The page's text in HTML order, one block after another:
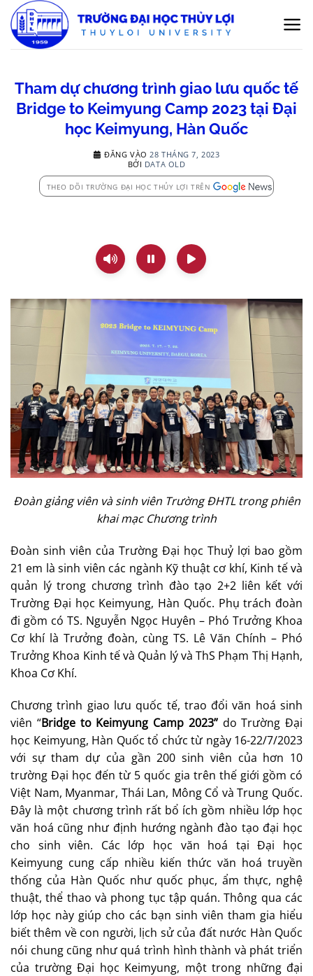
qua
nội
Tham dự chương trình giao lưu quốc tế
Bridge to Keimyung Camp 2023 tại Đại
học Keimyung, Hàn Quốc
ĐĂNG VÀO 28 THÁNG 7, 2023
BỞI DATA OLD
THEO DÕI TRƯỜNG ĐẠI HỌC THỦY LỢI TRÊN
Đoàn giảng viên và sinh viên Trường ĐHTL trong phiên
khai mạc Chương trình
Đoàn sinh viên của Trường Đại học Thuỷ lợi bao gồm
21 em là sinh viên các ngành Kỹ thuật cơ khí, Kinh tế và
quản lý trong chương trình đào tạo 2+2 liên kết với
Trường Đại học Keimyung, Hàn Quốc. Phụ trách đoàn
đi gồm có TS. Nguyễn Ngọc Huyên – Phó Trưởng Khoa
Cơ khí là Trưởng đoàn, cùng TS. Lê Văn Chính – Phó
Trưởng Khoa Kinh tế và Quản lý và ThS Phạm Thị Hạnh,
Khoa Cơ Khí.
Chương trình giao lưu quốc tế, trao đổi văn hoá sinh
viên “Bridge to Keimyung Camp 2023”do Trường Đại
học Keimyung, Hàn Quốc tổ chức từ ngày 16-22/7/2023
với sự tham dự của gần 200 sinh viên của hơn 10
trường Đại học đến từ 5 quốc gia trên thế giới gồm có
Việt Nam, Myanmar, Thái Lan, Mông Cổ và Trung Quốc.
Đây là một chương trình rất bổ ích gồm nhiều lớp học
văn hoá cũng như định hướng ngành đào tạo đại học
cho sinh viên. Các lớp học văn hoá tại Đại học
Keimyung cung cấp nhiều kiến thức văn hoá truyền
thống của Hàn Quốc như quốc phục, ẩm thực, nghệ
thuật, thể thao và phong tục tập quán. Thông qua các
lớp học này giúp cho các bạn sinh viên tham gia hiểu
biết thêm về con người, lịch sử của đất nước Hàn Quốc
nói chung cũng như quá trình hình thành và phát triển
của trường Đại học Keimyung, một trong những đại